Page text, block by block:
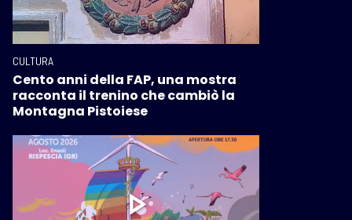
CULTURA
Cento anni della FAP, una mostra
racconta il trenino che cambiò la
Montagna Pistoiese